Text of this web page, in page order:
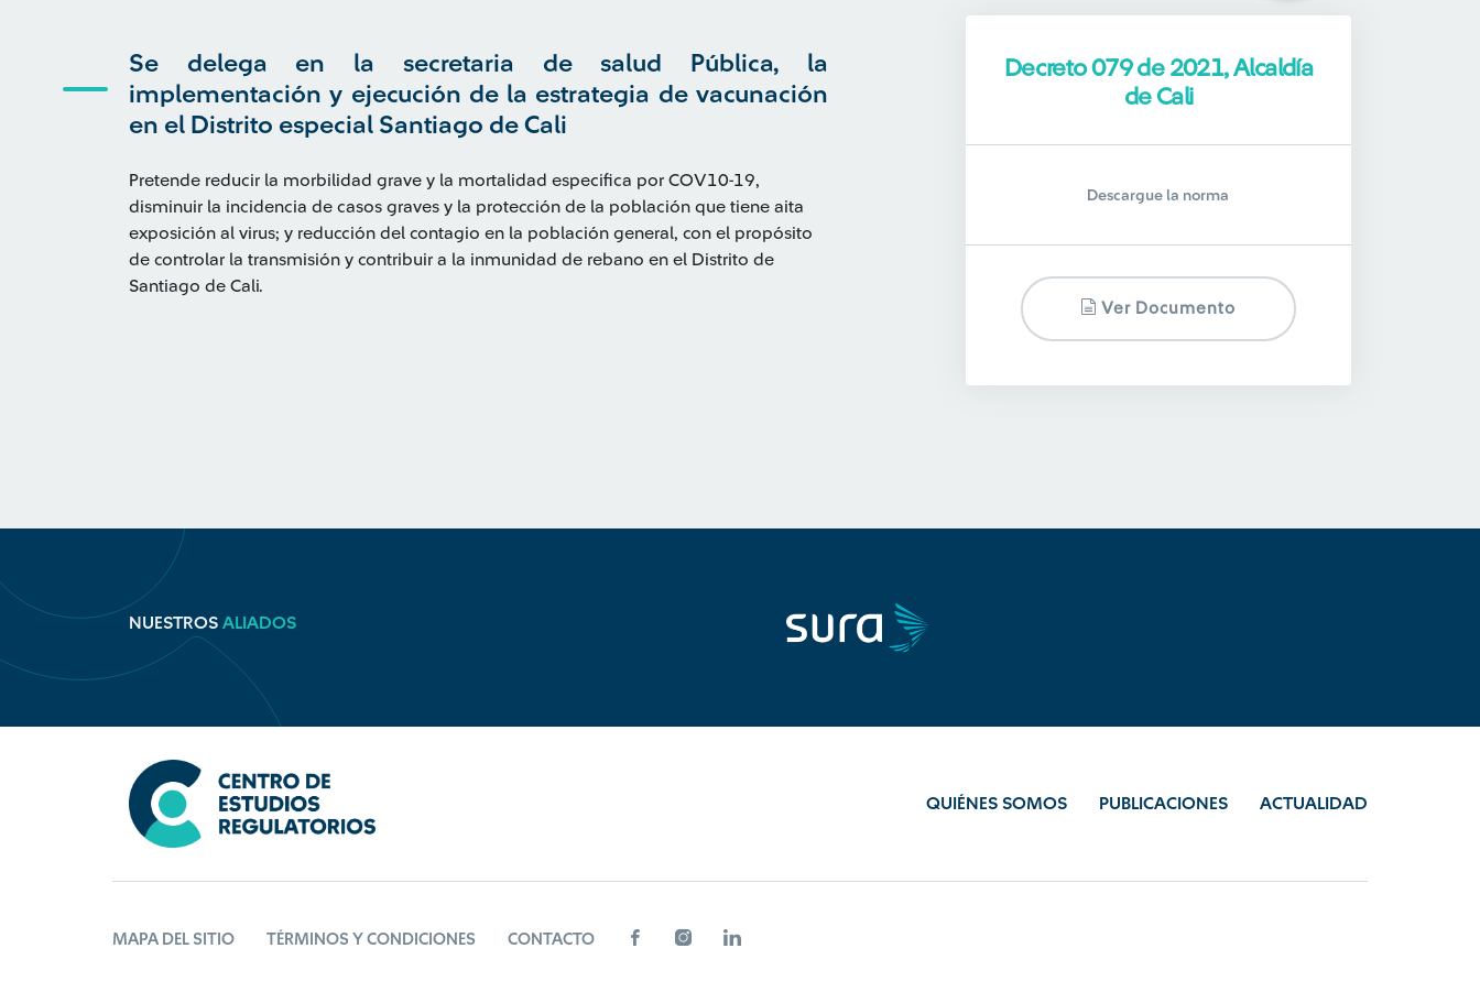
Se delega en la secretaria de salud Pública, la
implementación y ejecución de la estrategia de vacunación
en el Distrito especial Santiago de Cali
Pretende reducir la morbilidad grave y la mortalidad especifica por COV10-19,
disminuir la incidencia de casos graves y la protección de la población que tiene aita
exposición al virus; y reducción del contagio en la población general, con el propósito
de controlar la transmisión y contribuir a la inmunidad de rebano en el Distrito de
Santiago de Cali.
Decreto 079 de 2021, Alcaldía
de Cali
Descargue la norma
Ver Documento
NUESTROS ALIADOS
QUIÉNES SOMOS PUBLICACIONES ACTUALIDAD
MAPA DEL SITIO TÉRMINOS Y CONDICIONES CONTACTO